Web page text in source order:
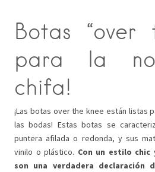
Botas “over
para la
chifa!
¡Las botas over the knee están listas
las bodas! Estas botas se
puntera afilada o redonda, y sus
vinilo o plástico. Con un estilo
son una verdadera declaración